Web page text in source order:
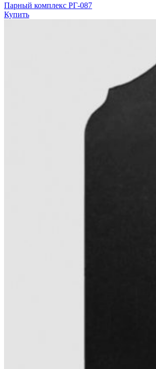
Парный комплекс РГ-087
Купить